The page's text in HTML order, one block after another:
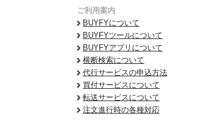
ご利用案内
BUYFYについて
BUYFYツールについて
BUYFYアプリについて
横断検索について
代行サービスの申込方法
買付サービスについて
転送サービスについて
注文進行時の各種対応